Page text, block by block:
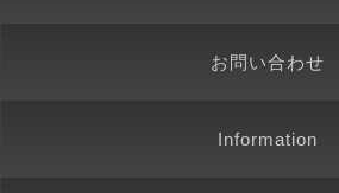
お問い合わせ
Information